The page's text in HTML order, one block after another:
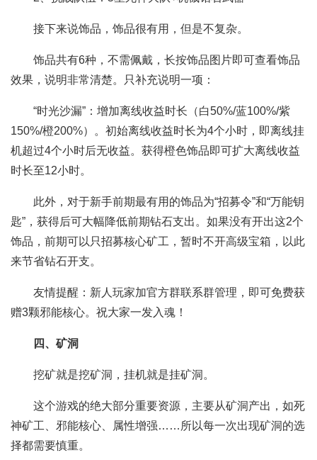
接下来说饰品，饰品很有用，但是不复杂。
饰品共有6种，不需佩戴，长按饰品图片即可查看饰品
效果，说明非常清楚。只补充说明一项：
“时光沙漏”：增加离线收益时长（白50%/蓝100%/紫
150%/橙200%）。初始离线收益时长为4个小时，即离线挂
机超过4个小时后无收益。获得橙色饰品即可扩大离线收益
时长至12小时。
此外，对于新手前期最有用的饰品为“招募令”和“万能钥
匙”，获得后可大幅降低前期钻石支出。如果没有开出这2个
饰品，前期可以只招募核心矿工，暂时不开高级宝箱，以此
来节省钻石开支。
友情提醒：新人玩家加官方群联系群管理，即可免费获
赠3颗邪能核心。祝大家一发入魂！
四、矿洞
挖矿就是挖矿洞，挂机就是挂矿洞。
这个游戏的绝大部分重要资源，主要从矿洞产出，如死
神矿工、邪能核心、属性增强……所以每一次出现矿洞的选
择都需要慎重。